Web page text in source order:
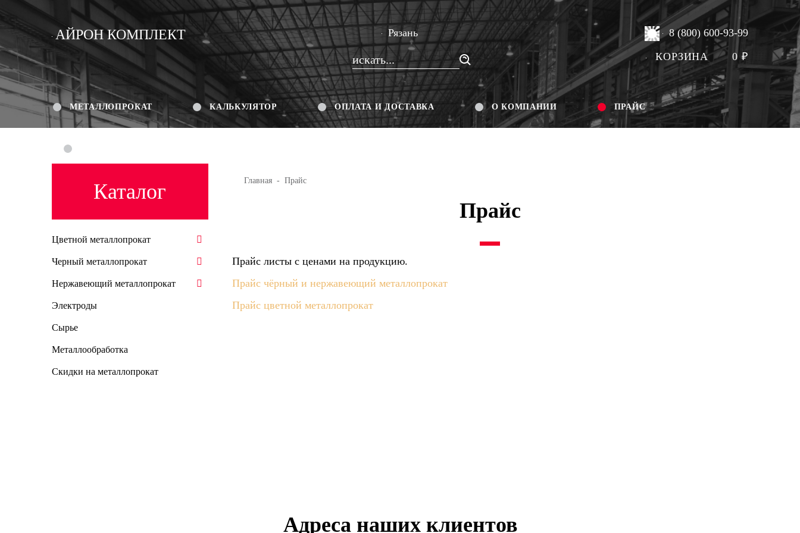
АЙРОН КОМПЛЕКТ Рязань 8 (800) 600-93-99
КОРЗИНА 0₽
МЕТАЛЛОПРОКАТ КАЛЬКУЛЯТОР ОПЛАТА И ДОСТАВКА О КОМПАНИИ ПРАЙС
Главная Прайс
Прайс
Прайс листы с ценами на продукцию.
Прайс чёрный и нержавеющий металлопрокат
Прайс цветной металлопрокат
Каталог
Цветной металлопрокат
Черный металлопрокат
Нержавеющий металлопрокат
Электроды
Сырье
Металлообработка
Скидки на металлопрокат
Адреса наших клиентов